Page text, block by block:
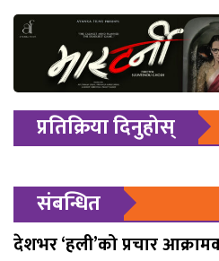
प्रतिक्रिया दिनुहोस्
संबन्धित
देशभर ‘हली’को प्रचार